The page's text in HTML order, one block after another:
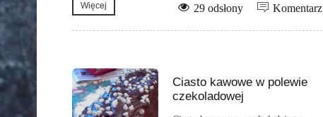
Więcej Komentarz
29 odsłony
Ciasto kawowe w polewie
czekoladowej